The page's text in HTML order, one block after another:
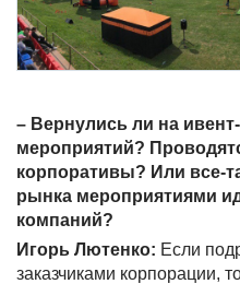
– Вернулись ли на
мероприятий?
корпоративы? Или все-
рынка мероприятиями
компаний?
Игорь Лютенко: Если
заказчиками корпорации,